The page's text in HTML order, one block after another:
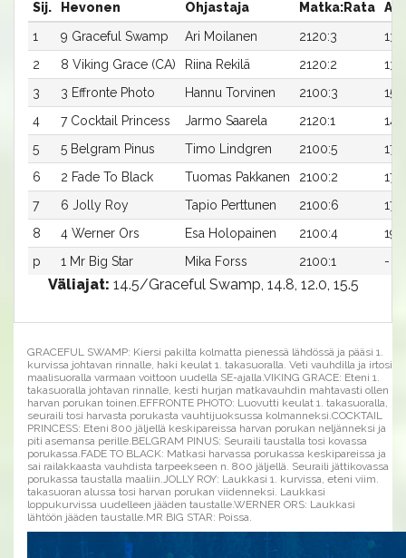
Sij. Hevonen Ohjastaja Matka:Rata
1
9 Graceful Swamp Ari Moilanen 2120:3
13,5
2
8 Viking Grace (CA) Riina Rekilä 2120:2
13,9
3
3 Effronte Photo Hannu Torvinen 2100:3
15,3
4
7 Cocktail Princess Jarmo Saarela 2120:1
5
5 Belgram Pinus Timo Lindgren 2100:5
17,0
6
2 Fade To Black Tuomas Pakkanen 2100:2
17,0
7
6 Jolly Roy Tapio Perttunen 2100:6
8
4 Werner Ors Esa Holopainen 2100:4
p
1 Mr Big Star Mika Forss 2100:1 -
Väliajat: 14.5/Graceful Swamp, 14.8, 12.0, 15.5
GRACEFUL SWAMP: Kiersi pakilta kolmatta pienessä lähdössä ja pääsi 1.
kurvissa johtavan rinnalle, haki keulat 1. takasuoralla. Veti vauhdilla ja irtosi
maalisuoralla varmaan voittoon uudella SE-ajalla.VIKING GRACE: Eteni 1.
takasuoralla johtavan rinnalle, kesti hurjan matkavauhdin mahtavasti ollen
harvan porukan toinen.EFFRONTE PHOTO: Luovutti keulat 1. takasuoralla,
seuraili tosi harvasta porukasta vauhtijuoksussa kolmanneksi.COCKTAIL
PRINCESS: Eteni 800 jäljellä keskipareissa harvan porukan neljänneksi ja
piti asemansa perille.BELGRAM PINUS: Seuraili taustalla tosi kovassa
porukassa.FADE TO BLACK: Matkasi harvassa porukassa keskipareissa ja
sai railakkaasta vauhdista tarpeekseen n. 800 jäljellä. Seuraili jättikovassa
porukassa taustalla maaliin.JOLLY ROY: Laukkasi 1. kurvissa, eteni viim.
takasuoran alussa tosi harvan porukan viidenneksi. Laukkasi
loppukurvissa uudelleen jääden taustalle.WERNER ORS: Laukkasi
lähtöön jääden taustalle.MR BIG STAR: Poissa.